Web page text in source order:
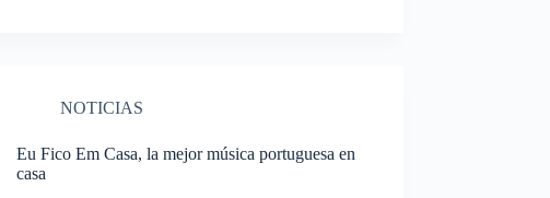
NOTICIAS
Eu Fico Em Casa, la mejor música portuguesa en
casa